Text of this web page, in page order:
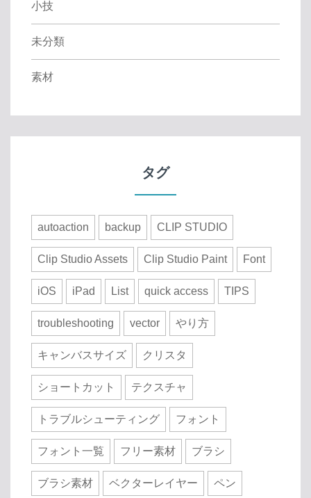
小技
未分類
素材
タグ
autoaction backup CLIP STUDIO
Clip Studio Assets Clip Studio Paint Font
iOS iPad List quick access TIPS
troubleshooting vector やり方
キャンバスサイズ クリスタ
ショートカット テクスチャ
トラブルシューティング フォント
フォント一覧 フリー素材 ブラシ
ブラシ素材 ベクターレイヤー ペン